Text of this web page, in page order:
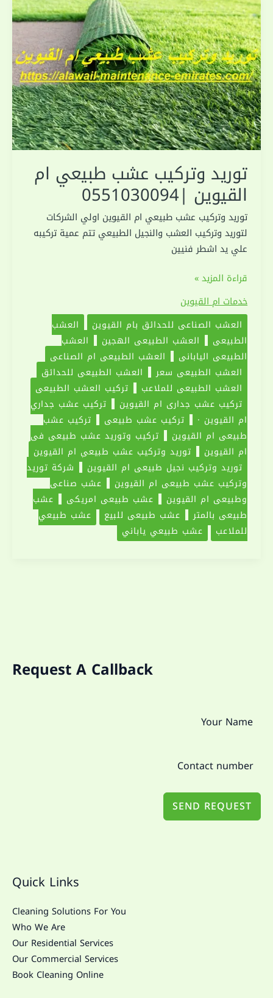
توريد وتركيب عشب طبيعي ام
القيوين |0551030094
توريد وتركيب عشب طبيعي ام القيوين اولي الشركات
لتوريد وتركيب العشب والنجيل الطبيعي تتم عمية تركيبه
علي يد اشطر فنيين
توريد
وتركيب
عشب
طبيعي
ام
القيوين
قراءة المزيد »
خدمات ام القيوين
العشب الصناعي للحدائق بام القيوين
العشب
الطبيعي
العشب الطبيعي الهجين
العشب
الطبيعي الياباني
العشب الطبيعي ام الصناعي
العشب الطبيعي سعر
العشب الطبيعي للحدائق
العشب الطبيعي للملاعب
تركيب العشب الطبيعي
تركيب عشب جداري ام القيوين
تركيب عشب جداري
ام القيوين ·
تركيب عشب طبيعي
تركيب عشب
طبيعي ام القيوين
تركيب وتوريد عشب طبيعي في
ام القيوين
توريد وتركيب عشب طبيعي ام القيوين
توريد وتركيب نجيل طبيعي ام القيوين
شركة توريد
وتركيب عشب طبيعي ام القيوين
عشب صناعي
وطبيعي ام القيوين
عشب طبيعي امريكي
عشب
طبيعي بالمتر
عشب طبيعي للبيع
عشب طبيعي
للملاعب
عشب طبيعي ياباني
Request A Callback
SEND REQUEST
Quick Links
Cleaning Solutions For You
Who We Are
Our Residential Services
Our Commercial Services
Book Cleaning Online